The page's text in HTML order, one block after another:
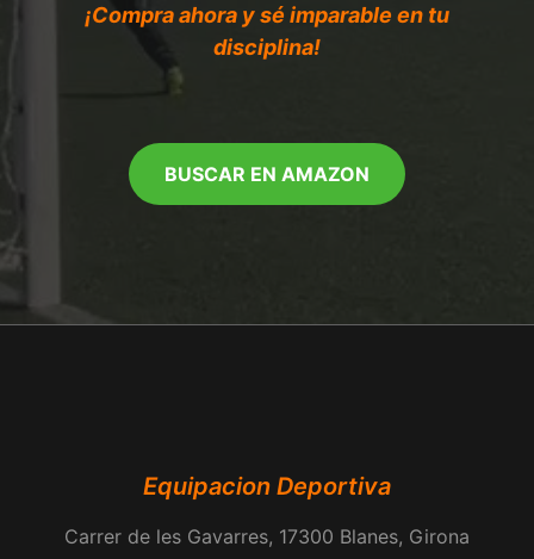
¡Compra ahora y sé imparable en tu
disciplina!
BUSCAR EN AMAZON
Equipacion Deportiva
Carrer de les Gavarres, 17300 Blanes, Girona